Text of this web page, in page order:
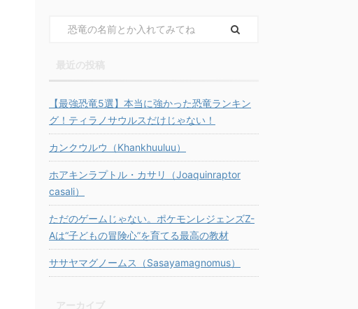
【最強恐竜5選】本当に強かった恐竜ランキン
グ！ティラノサウルスだけじゃない！
カンクウルウ（Khankhuuluu）
ホアキンラプトル・カサリ（Joaquinraptor
casali）
ただのゲームじゃない。ポケモンレジェンズZ-
Aは“子どもの冒険心”を育てる最高の教材
ササヤマグノームス（Sasayamagnomus）